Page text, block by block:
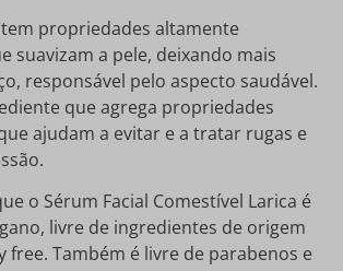
propriedades altamente
suavizam a pele, deixando mais
responsável pelo aspecto saudável.
que agrega propriedades
ajudam a evitar e a tratar rugas e
o Sérum Facial Comestível Larica é
livre de ingredientes de origem
free. Também é livre de parabenos e